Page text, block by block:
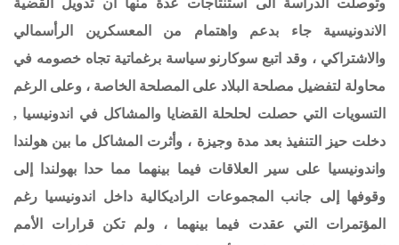
الاندونيسية جاء بدعم واهتمام من المعسكرين الرأسمالي
والاشتراكي ، وقد اتبع سوكارنو سياسة برغماتية تجاه خصومه في
محاولة لتفضيل مصلحة البلاد على المصلحة الخاصة ، وعلى الرغم
التسويات التي حصلت لحلحلة القضايا والمشاكل في اندونيسيا ,
دخلت حيز التنفيذ بعد مدة وجيزة ، و أثرت المشاكل ما بين هولندا
واندونيسيا على سير العلاقات فيما بينهما مما حدا بهولندا إلى
وقوفها إلى جانب المجموعات الراديكالية داخل اندونيسيا رغم
المؤتمرات التي عقدت فيما بينهما ، ولم تكن قرارات الأمم